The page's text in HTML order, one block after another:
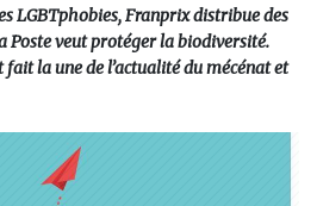
LGBTphobies, Franprix distribue des
Poste veut protéger la biodiversité.
la une de l’actualité du mécénat et